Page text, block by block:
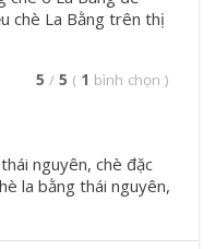
chè La Bằng trên thị
5 / 5 ( 1 bình chọn )
nguyên, chè đặc
la bằng thái nguyên,